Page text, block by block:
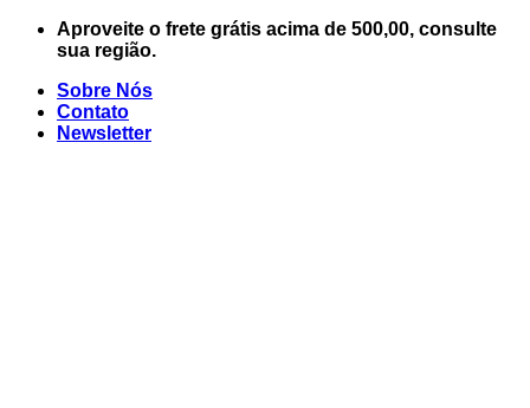
Skip
Aproveite o frete grátis acima de 500,00, consulte
sua região.
Sobre Nós
Contato
Newsletter